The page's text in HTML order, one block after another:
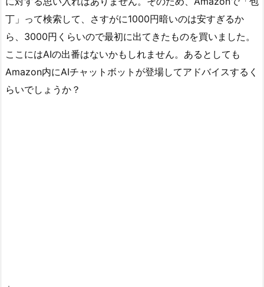
丁」って検索して、さすがに1000円暗いのは安すぎるか
ら、3000円くらいので最初に出てきたものを買いました。
ここにはAIの出番はないかもしれません。あるとしても
Amazon内にAIチャットボットが登場してアドバイスするく
らいでしょうか？